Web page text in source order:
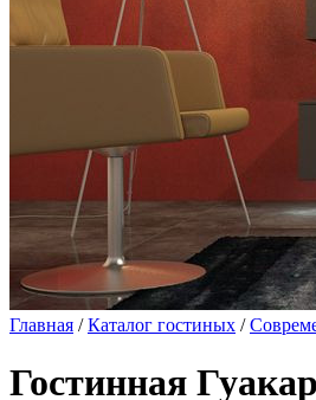
Главная /Каталог гостиных /
Гостинная